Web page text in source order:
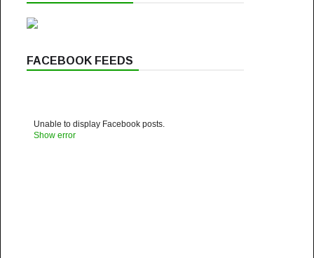
FACEBOOK FEEDS
Unable to display Facebook posts.
Show error